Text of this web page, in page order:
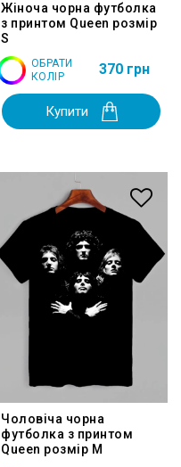
Жіноча чорна футболка
з принтом Queen розмір
S
ОБРАТИ
КОЛІР
370 грн
Купити
Чоловіча чорна
футболка з принтом
Queen розмір M